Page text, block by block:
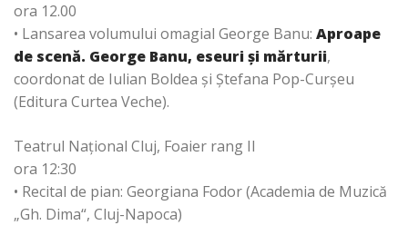
ora 12.00
• Lansarea volumului omagial George Banu: Aproape
de scenă. George Banu, eseuri şi mărturii,
coordonat de Iulian Boldea și Ștefana Pop-Curșeu
(Editura Curtea Veche).
Teatrul Național Cluj, Foaier rang II
ora 12:30
• Recital de pian: Georgiana Fodor (Academia de Muzică
„Gh. Dima“, Cluj-Napoca)